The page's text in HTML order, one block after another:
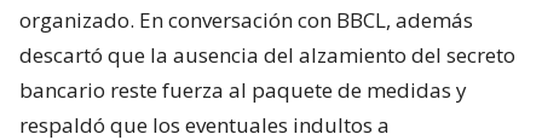
organizado. En conversación con BBCL, además
descartó que la ausencia del alzamiento del secreto
bancario reste fuerza al paquete de medidas y
respaldó que los eventuales indultos a